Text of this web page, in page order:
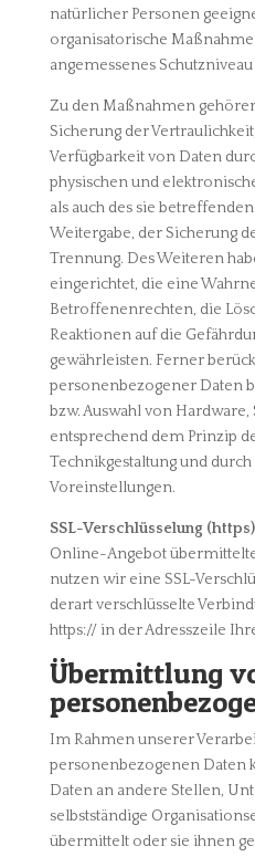
natürlicher Personen
organisatorische
angemessenes
Zu den Maßnahmen
Sicherung der
Verfügbarkeit von Daten
physischen und
als auch des sie
Weitergabe, der Sicherung
Trennung. Des Weiteren
eingerichtet, die eine
Betroffenenrechten, die
Reaktionen auf die
gewährleisten. Ferner
personenbezogener Daten
bzw. Auswahl von
entsprechend dem Prinzip
Technikgestaltung und
Voreinstellungen.
SSL-Verschlüsselung (https)
Online-Angebot
nutzen wir eine SSL-
derart verschlüsselte
https:// in der Adresszeile
Übermittlung
Im Rahmen unserer
personenbezogenen Daten
Daten an andere Stellen,
selbstständige
übermittelt oder sie ihnen